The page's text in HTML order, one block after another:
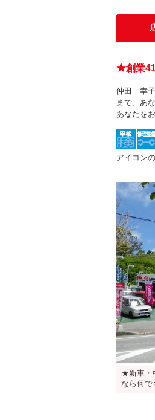
★創業41
仲田 幸子
まで、あ
あなたを
アイコン
★新車・
なら何で